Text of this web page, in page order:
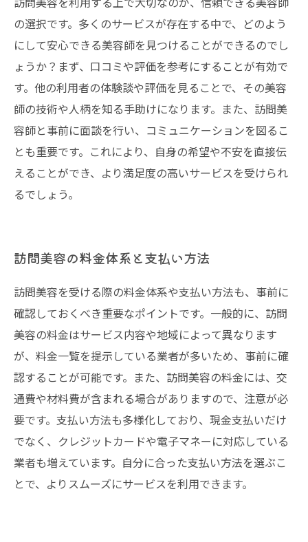
の選択です。多くのサービスが存在する中で、どのよう
にして安心できる美容師を見つけることができるのでし
ょうか？まず、口コミや評価を参考にすることが有効で
す。他の利用者の体験談や評価を見ることで、その美容
師の技術や人柄を知る手助けになります。また、訪問美
容師と事前に面談を行い、コミュニケーションを図るこ
とも重要です。これにより、自身の希望や不安を直接伝
えることができ、より満足度の高いサービスを受けられ
るでしょう。
訪問美容の料金体系と支払い方法
訪問美容を受ける際の料金体系や支払い方法も、事前に
確認しておくべき重要なポイントです。一般的に、訪問
美容の料金はサービス内容や地域によって異なります
が、料金一覧を提示している業者が多いため、事前に確
認することが可能です。また、訪問美容の料金には、交
通費や材料費が含まれる場合がありますので、注意が必
要です。支払い方法も多様化しており、現金支払いだけ
でなく、クレジットカードや電子マネーに対応している
業者も増えています。自分に合った支払い方法を選ぶこ
とで、よりスムーズにサービスを利用できます。